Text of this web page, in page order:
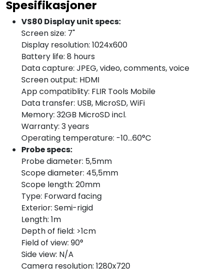
Spesifikasjoner
VS80 Display unit specs:
Screen size: 7"
Display resolution: 1024x600
Battery life: 8 hours
Data capture: JPEG, video, comments, voice
Screen output: HDMI
App compatiblity: FLIR Tools Mobile
Data transfer: USB, MicroSD, WiFi
Memory: 32GB MicroSD incl.
Warranty: 3 years
Operating temperature: -10...60°C
Probe specs:
Probe diameter: 5,5mm
Scope diameter: 45,5mm
Scope length: 20mm
Type: Forward facing
Exterior: Semi-rigid
Length: 1m
Depth of field: >1cm
Field of view: 90°
Side view: N/A
Camera resolution: 1280x720